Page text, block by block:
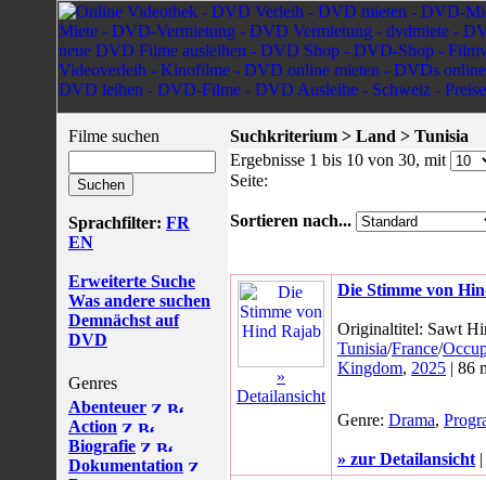
Filme suchen
Sprachfilter: FR
EN
Erweiterte Suche
Was andere suchen
Demnächst auf
DVD
Genres
Abenteuer
Action
Biografie
Dokumentation
Suchkriterium > Land > Tunisia
Ergebnisse 1 bis 10 von 30, mit
Seite:
Sortieren nach...
»
Detailansicht
Die Stimme von
Originaltitel: Sawt
Tunisia/France/
Kingdom, 2025 | 86
Genre: Drama,
» zur Detailansicht |